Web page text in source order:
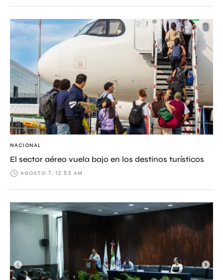
NACIONAL
El sector aéreo vuela bajo en los destinos turísticos
AGOSTO 7, 12:53 AM